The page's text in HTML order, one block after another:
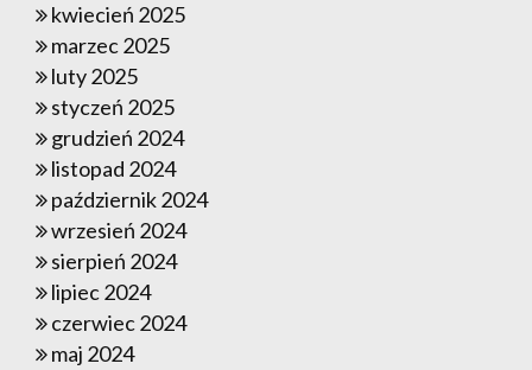
kwiecień 2025
marzec 2025
luty 2025
styczeń 2025
grudzień 2024
listopad 2024
październik 2024
wrzesień 2024
sierpień 2024
lipiec 2024
czerwiec 2024
maj 2024